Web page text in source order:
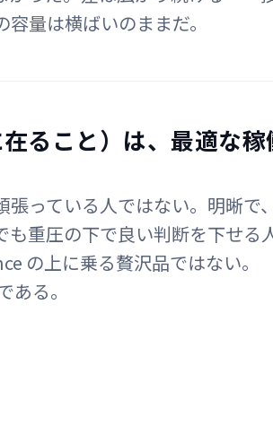
量は横ばいのままだ。
ること）は、最適な稼
っている人ではない。明晰で
も重圧の下で良い判断を下せる
の上に乗る贅沢品ではない。
る。